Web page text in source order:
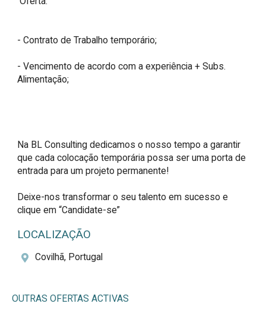
- Contrato de Trabalho temporário;
- Vencimento de acordo com a experiência + Subs.
Alimentação;
Na BL Consulting dedicamos o nosso tempo a garantir
que cada colocação temporária possa ser uma porta de
entrada para um projeto permanente!
Deixe-nos transformar o seu talento em sucesso e
clique em “Candidate-se”
LOCALIZAÇÃO
Covilhã, Portugal
OUTRAS OFERTAS ACTIVAS